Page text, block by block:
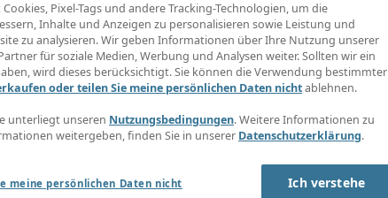
Info Center
Jobübersicht
Gehaltsübersicht
E-Learning
Pixel-Tags und andere Tracking-Technologien, um die
Inhalte und Anzeigen zu personalisieren sowie Leistung und
zu analysieren. Wir geben Informationen über Ihre Nutzung unserer
für soziale Medien, Werbung und Analysen weiter. Sollten wir ein
wird dieses berücksichtigt. Sie können die Verwendung bestimmter
oder teilen Sie meine persönlichen Daten nichtablehnen.
unterliegt unseren Nutzungsbedingungen. Weitere Informationen zu
weitergeben, finden Sie in unserer Datenschutzerklärung.
meine persönlichen Daten nicht Ich verstehe